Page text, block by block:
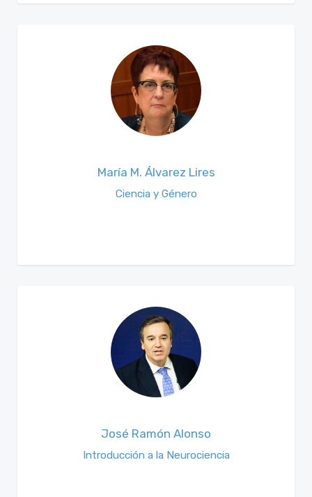
María M. Álvarez Lires
Ciencia y Género
José Ramón Alonso
Introducción a la Neurociencia